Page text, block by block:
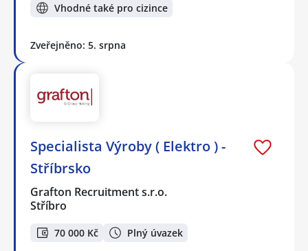
Vhodné také pro cizince
Zveřejněno: 5. srpna
Specialista Výroby ( Elektro ) -
Stříbrsko
Grafton Recruitment s.r.o.
Stříbro
70 000 Kč Plný úvazek